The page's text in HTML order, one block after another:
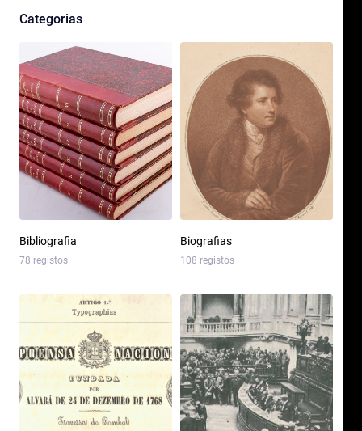
Categorias
Bibliografia
78 registos
Biografias
108 registos